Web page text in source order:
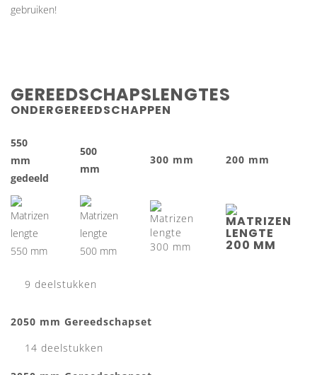
gebruiken!
GEREEDSCHAPSLENGTES
ONDERGEREEDSCHAPPEN
550
mm
gedeeld
500
mm
300 mm 200 mm
9 deelstukken
2050 mm Gereedschapset
14 deelstukken